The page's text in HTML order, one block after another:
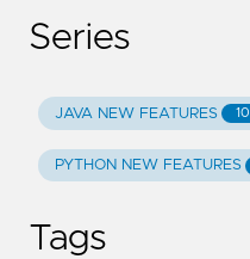
Series
JAVA NEW FEATURES 10
PYTHON NEW FEATURES
Tags